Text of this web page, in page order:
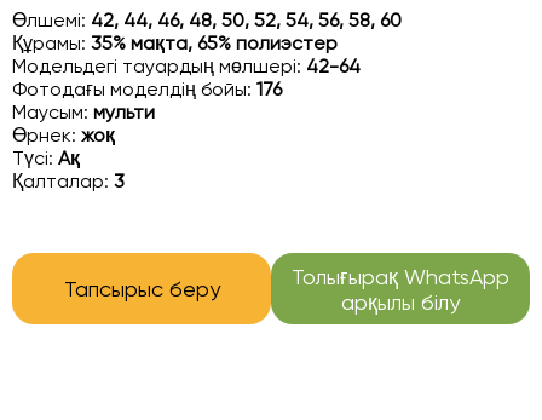
Өлшемі: 42, 44, 46, 48, 50, 52, 54, 56, 58, 60
Құрамы: 35% мақта, 65% полиэстер
Модельдегі тауардың мөлшері: 42-64
Фотодағы моделдің бойы: 176
Маусым: мульти
Өрнек: жоқ
Түсі: Ақ
Қалталар: 3
Тапсырыс беру
Толығырақ WhatsApp
арқылы білу